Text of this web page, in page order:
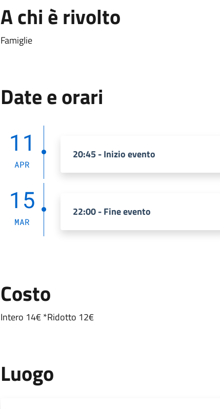
A chi è rivolto
Famiglie
Date e orari
11
APR
20:45 - Inizio evento
15
MAR
22:00 - Fine evento
Costo
Intero 14€ *Ridotto 12€
Luogo